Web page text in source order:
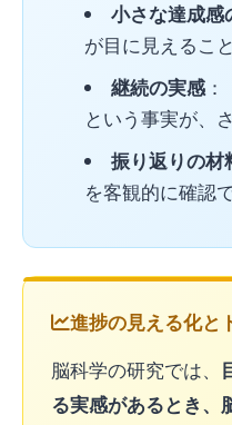
小さな達成感
が目に見えるこ
継続の実感：
という事実が、
振り返りの材
を客観的に確認
進捗の見える化と
脳科学の研究では、
る実感があるとき、